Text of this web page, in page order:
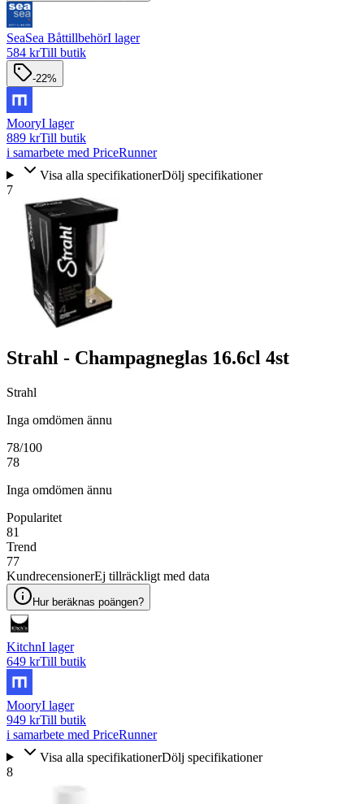
SeaSea BåttillbehörI lager
584 krTill butik
-22%
MooryI lager
889 krTill butik
i samarbete med PriceRunner
Visa alla specifikationerDölj specifikationer
7
Strahl - Champagneglas 16.6cl 4st
Strahl
Inga omdömen ännu
78/100
78
Inga omdömen ännu
Popularitet
81
Trend
77
KundrecensionerEj tillräckligt med data
Hur beräknas poängen?
KitchnI lager
649 krTill butik
MooryI lager
949 krTill butik
i samarbete med PriceRunner
Visa alla specifikationerDölj specifikationer
8